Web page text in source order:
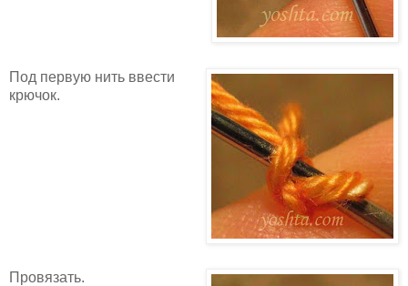
Под первую нить ввести
крючок.
Провязать.